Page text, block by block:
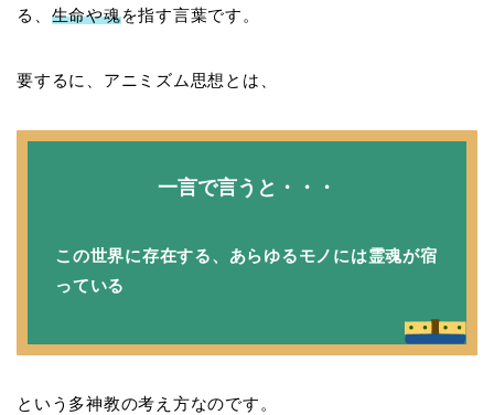
る、 生命や魂を指す言葉です。
要するに、アニミズム思想とは、
一言で言うと・・・
この世界に存在する、 あらゆるモノには霊魂が宿
っている
という多神教の考え方なのです。